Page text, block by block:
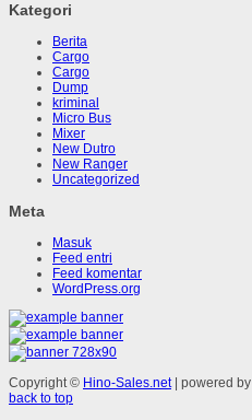
Kategori
Berita
Cargo
Cargo
Dump
kriminal
Micro Bus
Mixer
New Dutro
New Ranger
Uncategorized
Meta
Masuk
Feed entri
Feed komentar
WordPress.org
Copyright © Hino-Sales.net| powered by
back to top